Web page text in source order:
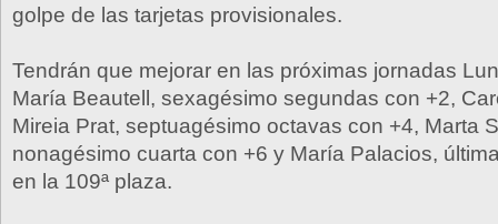
golpe de las tarjetas provisionales.
Tendrán que mejorar en las próximas jornadas
María Beautell, sexagésimo segundas con +2,
Mireia Prat, septuagésimo octavas con +4, Marta
nonagésimo cuarta con +6 y María Palacios,
en la 109ª plaza.